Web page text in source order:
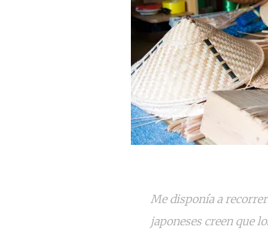
Me disponía a
japoneses creen que